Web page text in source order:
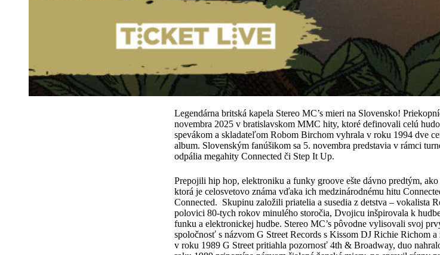
Legendárna britská kapela Stereo MC’s mieri na Slovensko!
novembra 2025 v bratislavskom MMC hity, ktoré definovali celú
spevákom a skladateľom Robom Birchom vyhrala v roku 1994 dve
album. Slovenským fanúšikom sa 5. novembra predstavia v rámci
odpália megahity Connected či Step It Up.
Prepojili hip hop, elektroniku a funky groove ešte dávno predtým,
ktorá je celosvetovo známa vďaka ich medzinárodnému hitu
Connected. Skupinu založili priatelia a susedia z detstva – vokalista
polovici 80-tych rokov minulého storočia, Dvojicu inšpirovala k
funku a elektronickej hudbe. Stereo MC’s pôvodne vylisovali svoj
spoločnosť s názvom G Street Records s Kissom DJ Richie Richom
v roku 1989 G Street pritiahla pozornosť 4th & Broadway, duo